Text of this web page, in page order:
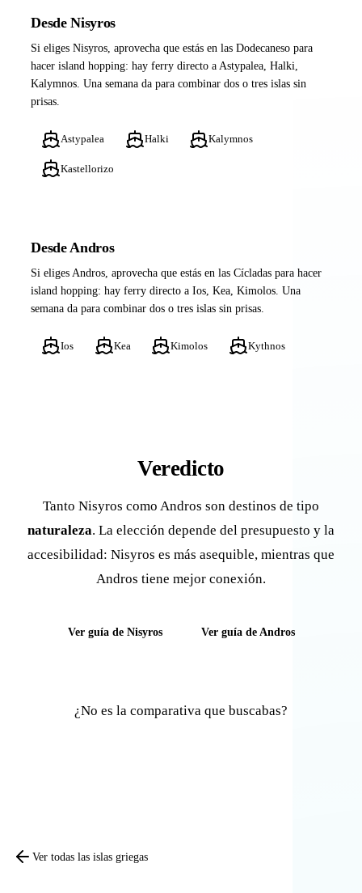
Desde Nisyros
Si eliges Nisyros, aprovecha que estás en las Dodecaneso para
hacer island hopping: hay ferry directo a Astypalea, Halki,
Kalymnos. Una semana da para combinar dos o tres islas sin
prisas.
Astypalea Halki Kalymnos
Kastellorizo
Desde Andros
Si eliges Andros, aprovecha que estás en las Cícladas para hacer
island hopping: hay ferry directo a Ios, Kea, Kimolos. Una
semana da para combinar dos o tres islas sin prisas.
Ios Kea Kimolos Kythnos
Veredicto
Tanto Nisyros como Andros son destinos de tipo
naturaleza. La elección depende del presupuesto y la
accesibilidad: Nisyros es más asequible, mientras que
Andros tiene mejor conexión.
Ver guía de Nisyros Ver guía de Andros
¿No es la comparativa que buscabas?
Ver todas las islas griegas